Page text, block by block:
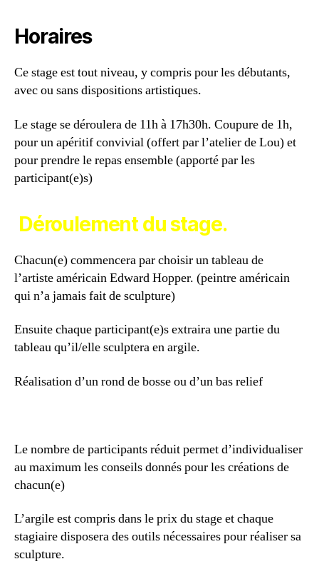
Horaires
Ce stage est tout niveau, y compris pour les débutants,
avec ou sans dispositions artistiques.
Le stage se déroulera de 11h à 17h30h. Coupure de 1h,
pour un apéritif convivial (offert par l’atelier de Lou) et
pour prendre le repas ensemble (apporté par les
participant(e)s)
Déroulement du stage.
Chacun(e) commencera par choisir un tableau de
l’artiste américain Edward Hopper. (peintre américain
qui n’a jamais fait de sculpture)
Ensuite chaque participant(e)s extraira une partie du
tableau qu’il/elle sculptera en argile.
Réalisation d’un rond de bosse ou d’un bas relief
Le nombre de participants réduit permet d’individualiser
au maximum les conseils donnés pour les créations de
chacun(e)
L’argile est compris dans le prix du stage et chaque
stagiaire disposera des outils nécessaires pour réaliser sa
sculpture.